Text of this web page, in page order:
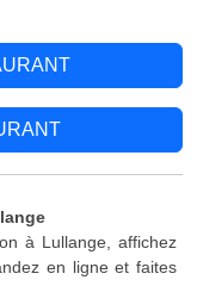
à Lullange, affichez
en ligne et faites